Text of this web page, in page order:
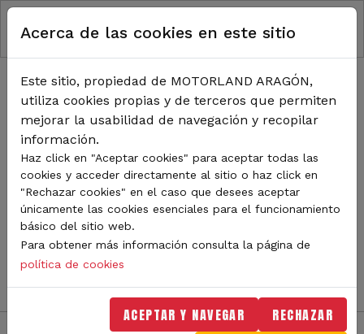
Pasar al contenido principal
RUTA DE NAVEGACIÓN
Inicio Noticias
TODA LA ACTUALIDAD DE
MOTORLAND
Sigue de cerca todas las novedades de MotorLand
Aragón. Aquí encontrarás noticias sobre eventos,
competiciones, pilotos, novedades del circuito y
mucho más. Filtra por categoría o tipo de contenido y
no te pierdas nada del mundo del motor.
Acerca de las cookies en este sitio
Este sitio, propiedad de MOTORLAND ARAGÓN,
utiliza cookies propias y de terceros que permiten
mejorar la usabilidad de navegación y recopilar
información.
Haz click en "Aceptar cookies" para aceptar todas las
cookies y acceder directamente al sitio o haz click en
"Rechazar cookies" en el caso que desees aceptar
únicamente las cookies esenciales para el funcionamiento
básico del sitio web.
Para obtener más información consulta la página de
política de cookies
ACEPTAR Y NAVEGAR RECHAZAR